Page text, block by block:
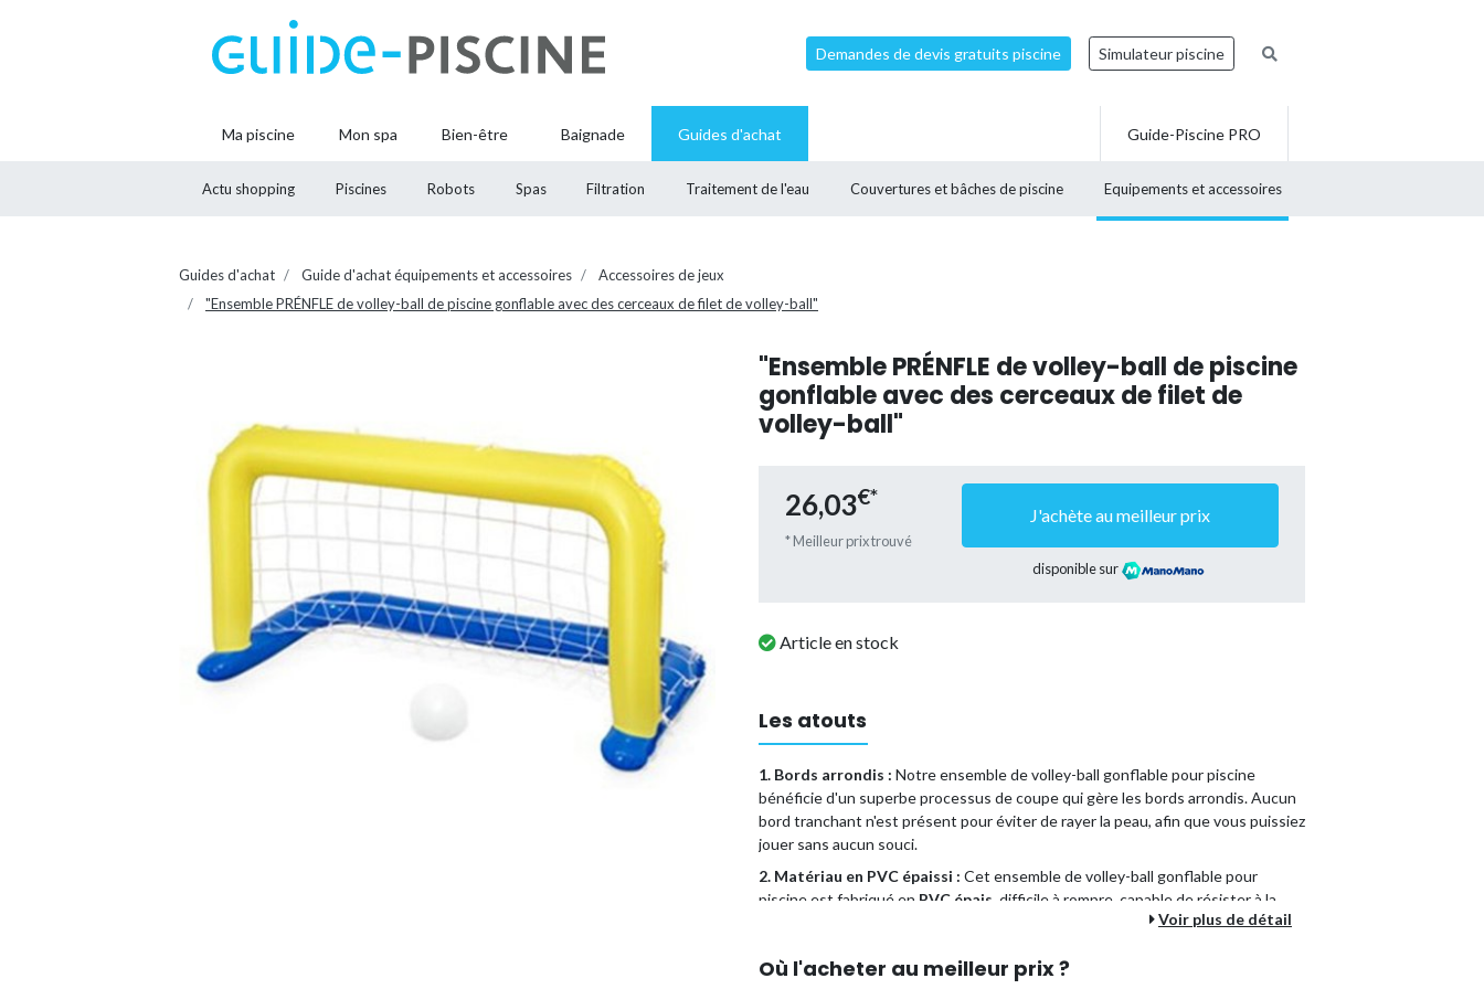
Demandes de devis gratuits piscine Simulateur piscine
Ma piscine Mon spa Bien-être Baignade Guides d'achat
Actu shopping Piscines Robots Spas Filtration Traitement de l'eau Couvertures et bâches de piscine Equipements et accessoires
Guide-Piscine PRO
Guides d'achat Guide d'achat équipements et accessoires
Accessoires de jeux
"Ensemble PRÉNFLE de volley-ball de piscine gonflable avec des cerceaux de filet de volley-ball"
"Ensemble PRÉNFLE de volley-ball de piscine
gonflable avec des cerceaux de filet de
volley-ball"
26,03€*
* Meilleur prix trouvé
J'achète au meilleur prix
disponible sur
Article en stock
Les atouts
1. Bords arrondis : Notre ensemble de volley-ball gonflable pour piscine
bénéficie d'un superbe processus de coupe qui gère les bords arrondis. Aucun
bord tranchant n'est présent pour éviter de rayer la peau, afin que vous puissiez
jouer sans aucun souci.
2. Matériau en PVC épaissi : Cet ensemble de volley-ball gonflable pour
piscine est fabriqué en PVC épais , difficile à rompre, capable de résister à la
gonflable pour piscine est conçu pour être étanche à l'air, garantissant ainsi
Voir plus de détail
Où l'acheter au meilleur prix ?